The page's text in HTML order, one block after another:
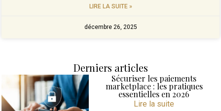
LIRE LA SUITE »
décembre 26, 2025
Derniers articles
Sécuriser les paiements
marketplace : les pratiques
essentielles en 2026
Lire la suite